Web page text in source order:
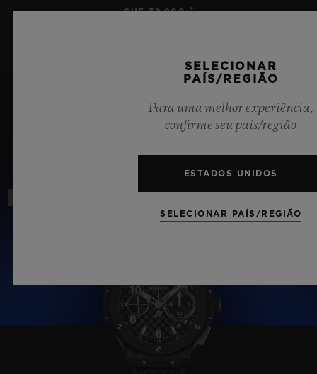
CHF 32,900 •
CELEBRANDO 20 ANOS
BLACK MAGIC
SELECIONAR
PAÍS/REGIÃO
Para uma melhor experiência,
confirme seu país/região
ESTADOS UNIDOS
SELECIONAR PAÍS/REGIÃO